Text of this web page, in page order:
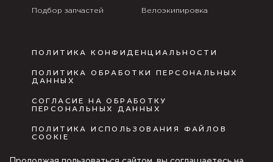
Подбор запчастей Велоэкипировка
ПОЛИТИКА КОНФИДЕНЦИАЛЬНОСТИ
ПОЛИТИКА ОБРАБОТКИ ПЕРСОНАЛЬНЫХ
ДАННЫХ
СОГЛАСИЕ НА ОБРАБОТКУ
ПЕРСОНАЛЬНЫХ ДАННЫХ
ПОЛИТИКА ИСПОЛЬЗОВАНИЯ ФАЙЛОВ
COOKIE
ПУБЛИЧНАЯ ОФЕРТА